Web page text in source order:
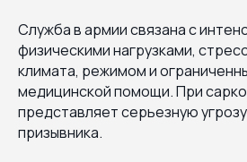
Служба в армии связана с
физическими нагрузками,
климата, режимом и
медицинской помощи. При
представляет серьезную
призывника.